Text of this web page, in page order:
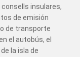
insulares,
de emisión
de transporte
el autobús, el
la isla de